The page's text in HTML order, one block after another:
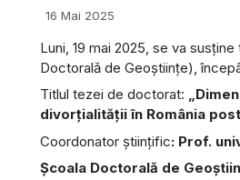
16 Mai 2025
Luni, 19 mai 2025, se va
Doctorală de Geoştiinţe),
Titlul tezei de doctorat:
divorţialităţii în România
Coordonator ştiinţific: Prof.
Şcoala Doctorală de